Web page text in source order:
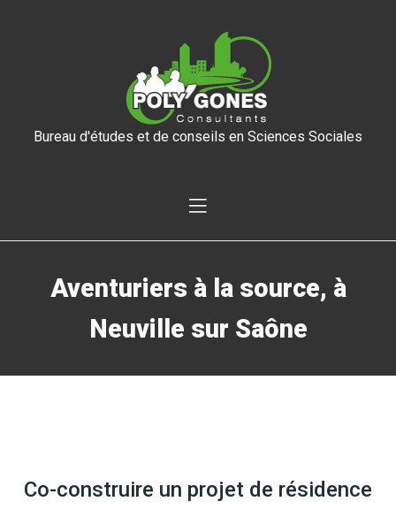
Bureau d'études et de conseils en Sciences Sociales
Aventuriers à la source, à
Neuville sur Saône
Co-construire un projet de résidence